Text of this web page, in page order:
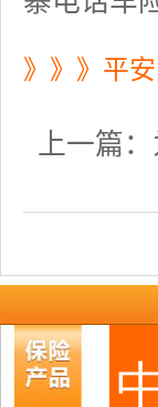
》》》平
上一篇：